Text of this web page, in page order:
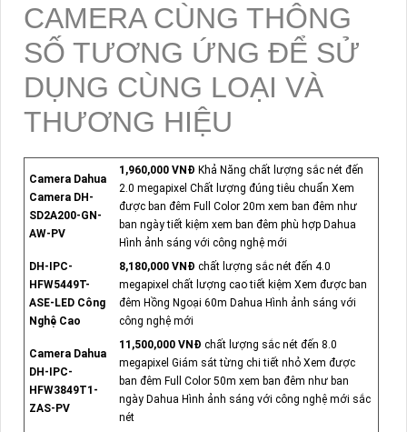
CAMERA CÙNG THÔNG
SỐ TƯƠNG ỨNG ĐỂ SỬ
DỤNG CÙNG LOẠI VÀ
THƯƠNG HIỆU
Camera Dahua
Camera DH-
SD2A200-GN-
AW-PV
1,960,000 VNĐ Khả Năng chất lượng sắc nét đến
2.0 megapixel Chất lượng đúng tiêu chuẩn Xem
được ban đêm Full Color 20m xem ban đêm như
ban ngày tiết kiệm xem ban đêm phù hợp Dahua
Hình ảnh sáng với công nghệ mới
DH-IPC-
HFW5449T-
ASE-LED Công
Nghệ Cao
8,180,000 VNĐ chất lượng sắc nét đến 4.0
megapixel chất lượng cao tiết kiệm Xem được ban
đêm Hồng Ngoại 60m Dahua Hình ảnh sáng với
công nghệ mới
Camera Dahua
DH-IPC-
HFW3849T1-
ZAS-PV
11,500,000 VNĐ chất lượng sắc nét đến 8.0
megapixel Giám sát từng chi tiết nhỏ Xem được
ban đêm Full Color 50m xem ban đêm như ban
ngày Dahua Hình ảnh sáng với công nghệ mới sắc
nét